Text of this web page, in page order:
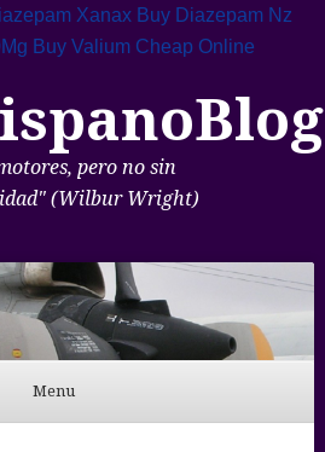
Xanax Buy Diazepam Nz
Buy Valium Cheap Online
pero no sin
(Wilbur Wright)
Menu